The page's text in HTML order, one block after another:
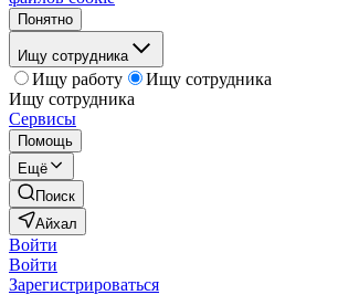
Понятно
Ищу сотрудника
Ищу работу
Ищу сотрудника
Ищу сотрудника
Сервисы
Помощь
Ещё
Поиск
Айхал
Войти
Войти
Зарегистрироваться